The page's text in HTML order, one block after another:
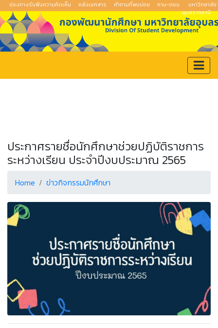
ช่องทางรับฟังความคิดเห็น คลังเอกสาร คำถามที่พบบ่อย ถาม-ตอบ
มหาวิทยาลัย
อุบลราชธานี
ประกาศรายชื่อนักศึกษาช่วยปฏิบัติราชการ
ระหว่างเรียน ประจำปีงบประมาณ 2565
Home ข่าวกิจกรรมนักศึกษา